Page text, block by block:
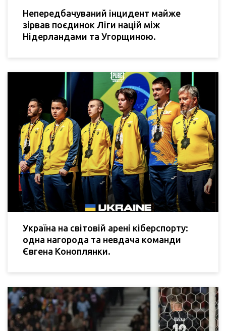
Непередбачуваний інцидент майже
зірвав поєдинок Ліги націй між
Нідерландами та Угорщиною.
Україна на світовій арені кіберспорту:
одна нагорода та невдача команди
Євгена Коноплянки.